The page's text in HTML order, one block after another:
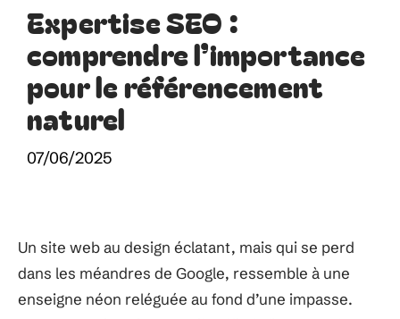
Expertise SEO :
comprendre l’importance
pour le référencement
naturel
07/06/2025
Un site web au design éclatant, mais qui se perd
dans les méandres de Google, ressemble à une
enseigne néon reléguée au fond d’une impasse.